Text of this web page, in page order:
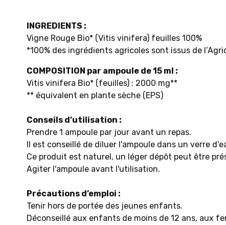
INGREDIENTS :
Vigne Rouge Bio* (Vitis vinifera) feuilles 100%
*100% des ingrédients agricoles sont issus de
COMPOSITION par ampoule de 15 ml :
Vitis vinifera Bio* (feuilles) : 2000 mg**
** équivalent en plante sèche (EPS)
Conseils d’utilisation :
Prendre 1 ampoule par jour avant un repas.
Il est conseillé de diluer l'ampoule dans un verre
Ce produit est naturel, un léger dépôt peut être
Agiter l'ampoule avant l'utilisation.
Précautions d’emploi :
Tenir hors de portée des jeunes enfants.
Déconseillé aux enfants de moins de 12 ans, aux